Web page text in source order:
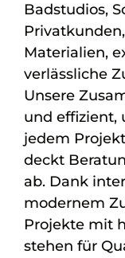
Badstudios,
Materialien,
verlässliche
Unsere
und effizient,
jedem
deckt
ab. Dank
modernem
Projekte mit
stehen für